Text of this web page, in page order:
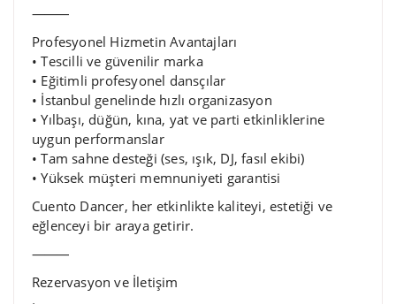
⸻
Profesyonel Hizmetin Avantajları
• Tescilli ve güvenilir marka
• Eğitimli profesyonel dansçılar
• İstanbul genelinde hızlı organizasyon
• Yılbaşı, düğün, kına, yat ve parti etkinliklerine
uygun performanslar
• Tam sahne desteği (ses, ışık, DJ, fasıl ekibi)
• Yüksek müşteri memnuniyeti garantisi
Cuento Dancer, her etkinlikte kaliteyi, estetiği ve
eğlenceyi bir araya getirir.
⸻
Rezervasyon ve İletişim